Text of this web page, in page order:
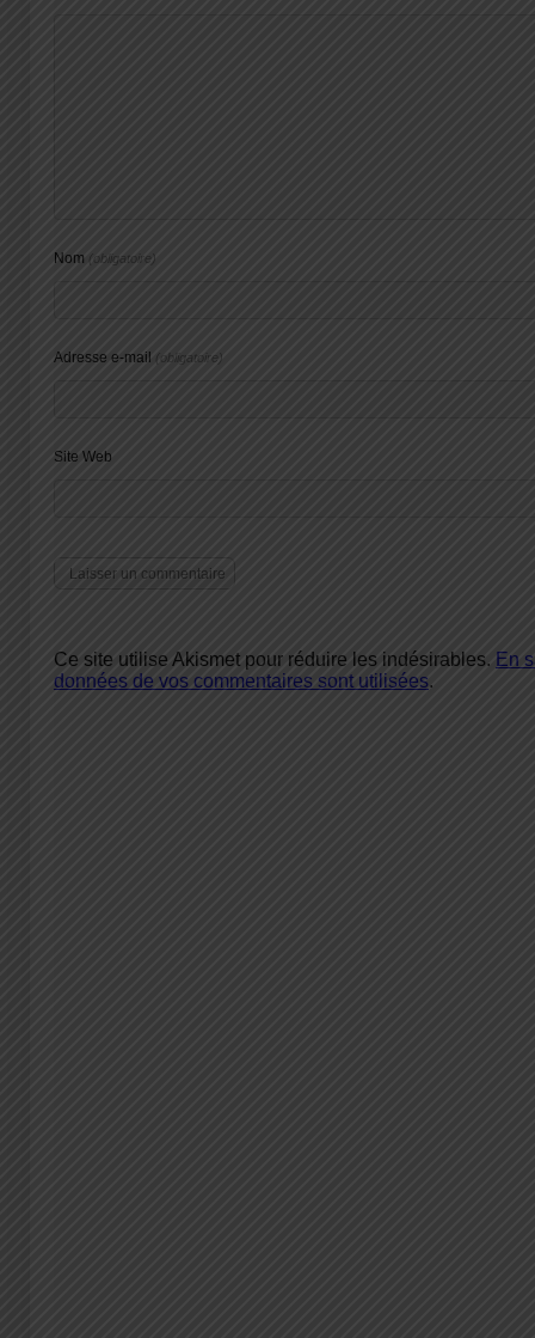
Nom (obligatoire)
Adresse e-mail (obligatoire)
Site Web
Ce site utilise Akismet pour réduire les indésirables. En
données de vos commentaires sont utilisées.